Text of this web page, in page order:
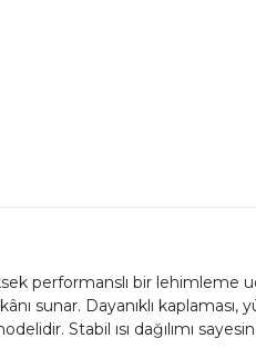
performanslı bir lehimleme
sunar. Dayanıklı kaplaması,
Stabil ısı dağılımı